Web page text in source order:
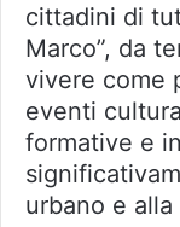
cittadini di
Marco”, da
vivere come
eventi
formative e
urbano e